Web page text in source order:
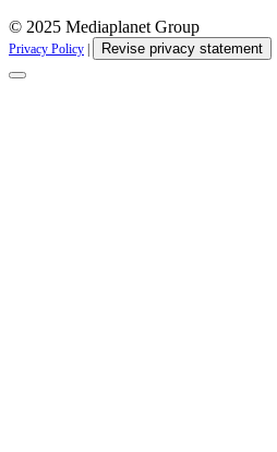
© 2025 Mediaplanet Group
Privacy Policy Revise privacy statement